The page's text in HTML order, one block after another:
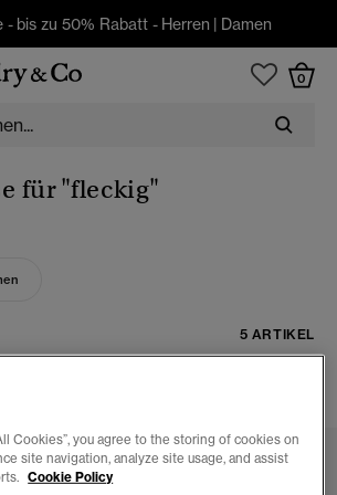
- bis zu 50% Rabatt - Herren | Damen
0
für"fleckig"
5 ARTIKEL
Cookies”, you agree to the storing of cookies on
site navigation, analyze site usage, and assist
Cookie Policy